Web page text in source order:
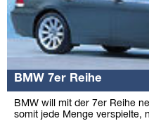
BMW 7er Reihe
BMW will mit der 7er Reihe
somit jede Menge verspielte,